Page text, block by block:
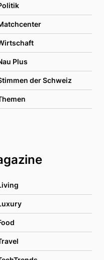
Plus
der Schweiz